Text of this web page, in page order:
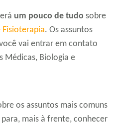
um pouco de tudo sobre
Fisioterapia. Os assuntos
vai entrar em contato
Médicas, Biologia e
os assuntos mais comuns
mais à frente, conhecer